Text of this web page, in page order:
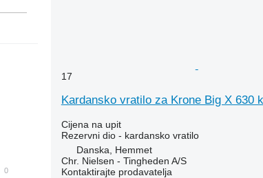
17
Kardansko vratilo za Krone Big X 630
Cijena na upit
Rezervni dio - kardansko vratilo
Danska, Hemmet
Chr. Nielsen - Tingheden A/S
Kontaktirajte prodavatelja